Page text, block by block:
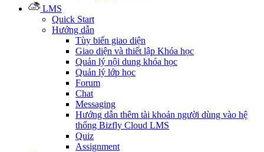
LMS
Quick Start
Hướng dẫn
Tùy biến giao diện
Giao diện và thiết lập Khóa học
Quản lý nội dung khóa học
Quản lý lớp học
Forum
Chat
Messaging
Hướng dẫn thêm tài khoản người dùng vào hệ
thống Bizfly Cloud LMS
Quiz
Assignment